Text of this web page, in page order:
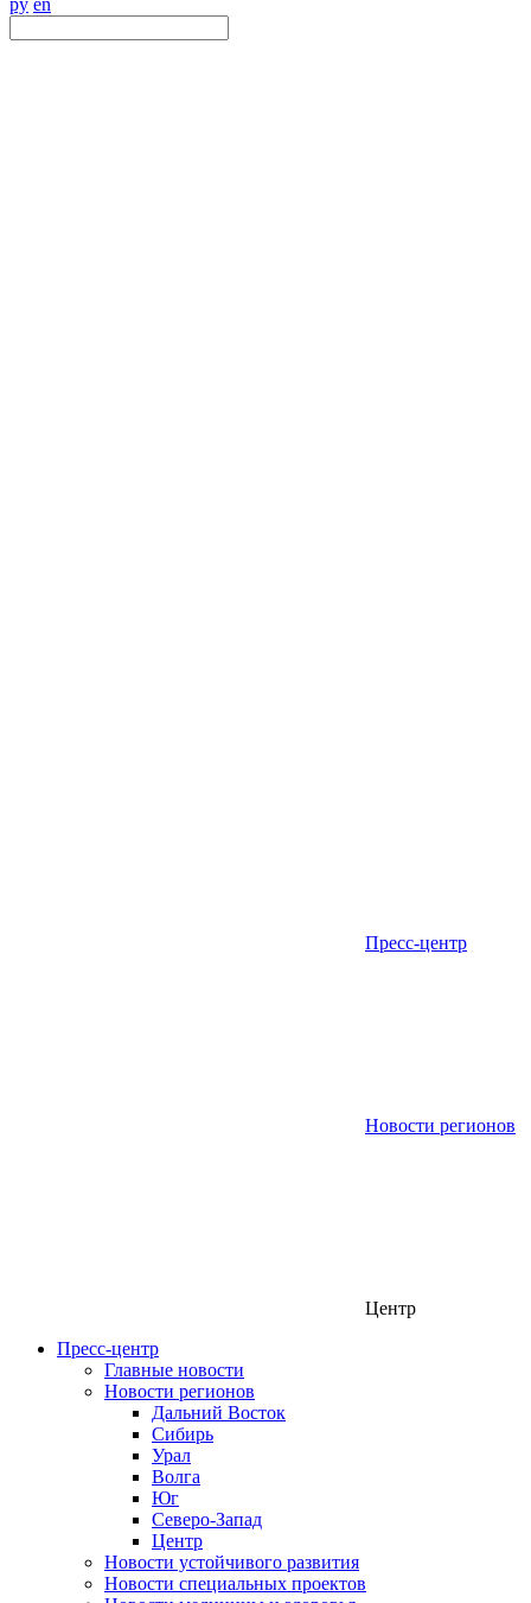
Пресс-центр
Новости регионов
Центр
Пресс-центр
Главные новости
Новости регионов
Дальний Восток
Сибирь
Урал
Волга
Юг
Северо-Запад
Центр
Новости устойчивого развития
Новости специальных проектов